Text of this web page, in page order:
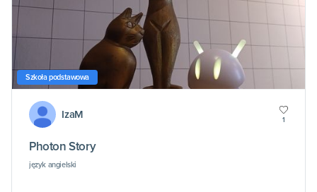
Szkoła podstawowa
IzaM 1
Photon Story
język angielski